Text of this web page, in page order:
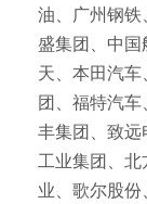
油、广州钢铁
盛集团、中
天、本田汽
团、福特汽
丰集团、致远
工业集团、北
业、歌尔股份